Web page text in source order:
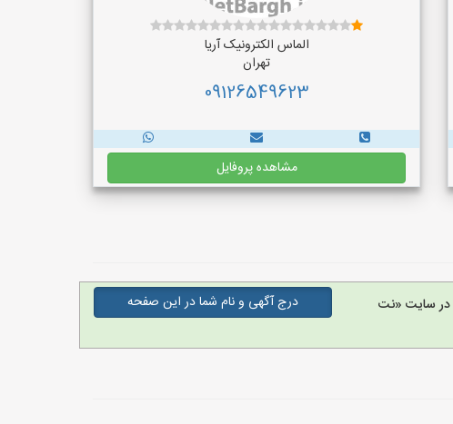
الماس الکترونیک آریا
تهران
09126549623
مشاهده پروفایل
در سایت «نت
درج آگهی و نام شما در این صفحه